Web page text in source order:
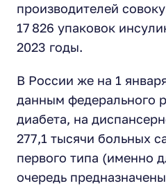
производителей
17 826 упаковок
2023 годы.
В России же на 1
данным федерального
диабета, на
277,1 тысячи больных
первого типа (именно
очередь